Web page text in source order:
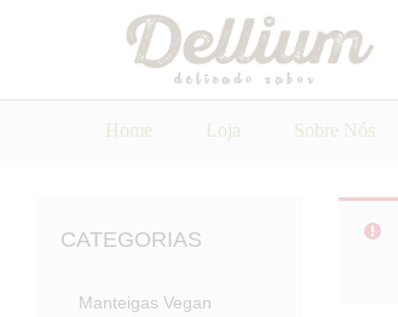
Home Loja Sobre Nós
CATEGORIAS
Manteigas Vegan